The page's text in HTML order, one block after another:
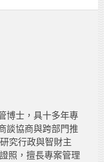
博士，具十多年專
談協商與跨部門推
究行政與智財主
照，擅長專案管理